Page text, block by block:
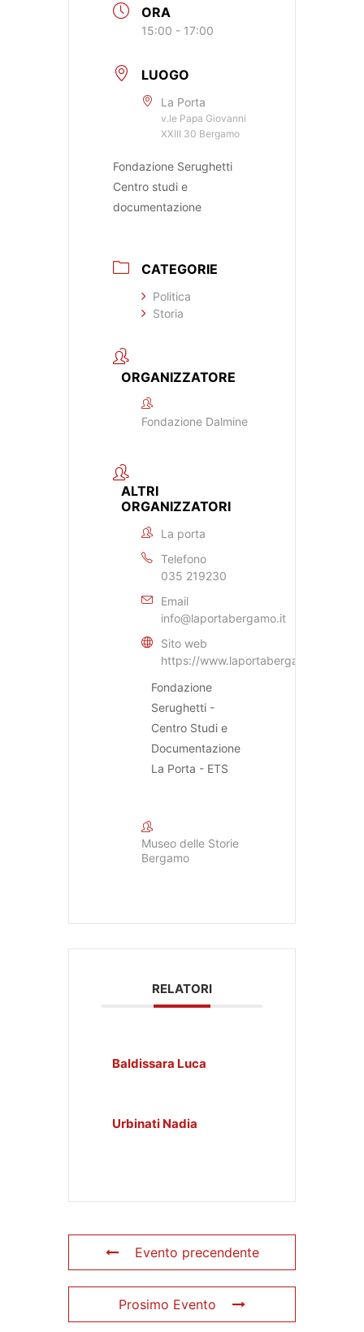
ORA
15:00 - 17:00
LUOGO
La Porta
v.le Papa Giovanni
XXIII 30 Bergamo
Fondazione Serughetti
Centro studi e
documentazione
CATEGORIE
Politica
Storia
ORGANIZZATORE
Fondazione Dalmine
ALTRI
ORGANIZZATORI
La porta
Telefono
035 219230
Email
info@laportabergamo.it
Sito web
https://www.laportabergamo.it
Fondazione
Serughetti -
Centro Studi e
Documentazione
La Porta - ETS
Museo delle Storie
Bergamo
RELATORI
Baldissara Luca
Urbinati Nadia
Evento precendente
Prosimo Evento